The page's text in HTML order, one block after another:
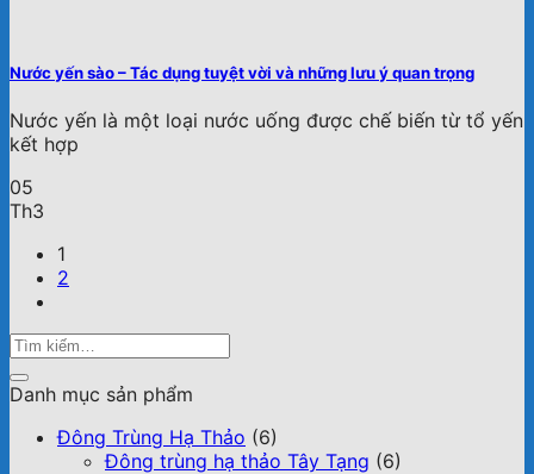
Nước yến sào – Tác dụng tuyệt vời và những lưu ý quan trọng
Nước yến là một loại nước uống được chế biến từ tổ yến
kết hợp
05
Th3
1
2
Danh mục sản phẩm
Đông Trùng Hạ Thảo (6)
Đông trùng hạ thảo Tây Tạng (6)